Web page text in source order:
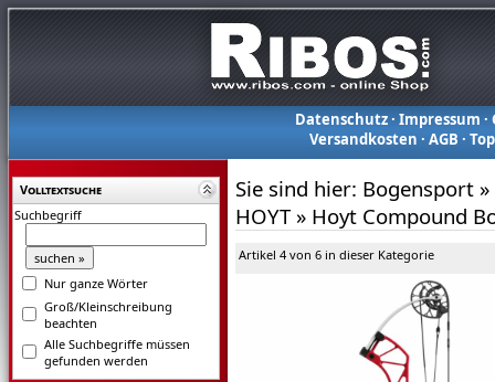
Datenschutz· Impressum ·
Versandkosten ·AGB ·
Volltextsuche
Suchbegriff
Nur ganze Wörter
Groß/Kleinschreibung
beachten
Alle Suchbegriffe müssen
gefunden werden
Sie sind hier: Bogensport »
HOYT» Hoyt Compound
Artikel 4 von 6 in dieser Kategorie